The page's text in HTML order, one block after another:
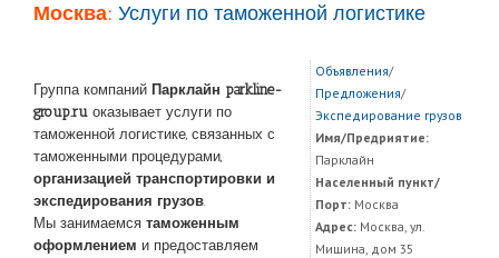
Москва: Услуги по таможенной логистике
Группа компаний Парклайн parkline-
group.ru оказывает услуги по
таможенной логистике, связанных с
таможенными процедурами,
организацией транспортировки и
экспедирования грузов.
Мы занимаемся таможенным
оформлением и предоставляем
Объявления/
Предложения/
Экспедирование грузов
Имя/Предриятие:
Парклайн
Населенный пункт/
Порт:Москва
Адрес:Москва, ул.
Мишина, дом 35